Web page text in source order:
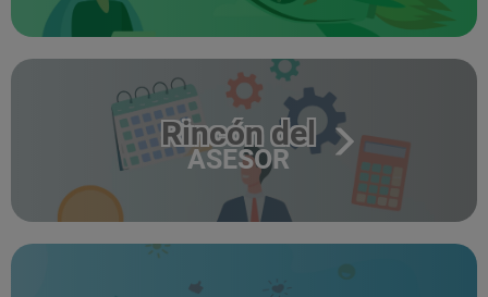
Rincón del
ASESOR